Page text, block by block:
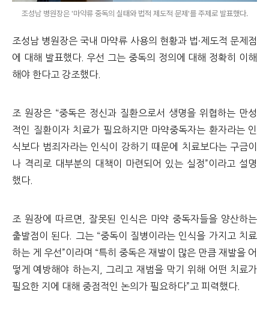
조성남 병원장은 '마약류 중독의 실태와 법적 제도적 문제'를 주제로 발표했다.
조성남 병원장은 국내 마약류 사용의 현황과 법·제도적 문제점
에 대해 발표했다. 우선 그는 중독의 정의에 대해 정확히 이해
해야 한다고 강조했다.
조 원장은 “중독은 정신과 질환으로서 생명을 위협하는 만성
적인 질환이자 치료가 필요하지만 마약중독자는 환자라는 인
식보다 범죄자라는 인식이 강하기 때문에 치료보다는 구금이
나 격리로 대부분의 대책이 마련되어 있는 실정”이라고 설명
했다.
조 원장에 따르면, 잘못된 인식은 마약 중독자들을 양산하는
출발점이 된다. 그는 “중독이 질병이라는 인식을 가지고 치료
하는 게 우선”이라며 “특히 중독은 재발이 많은 만큼 재발을 어
떻게 예방해야 하는지, 그리고 재범을 막기 위해 어떤 치료가
필요한 지에 대해 중점적인 논의가 필요하다”고 피력했다.